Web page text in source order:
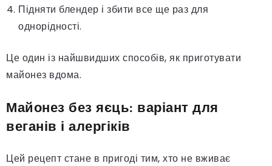
Підняти блендер і збити все ще раз для
однорідності.
Це один із найшвидших способів, як приготувати
майонез вдома.
Майонез без яєць: варіант для
веганів і алергіків
Цей рецепт стане в пригоді тим, хто не вживає